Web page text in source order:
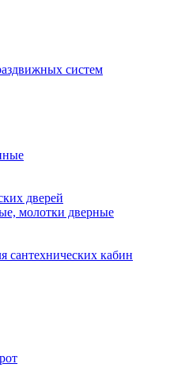
систем
дверей
молотки дверные
сантехнических кабин